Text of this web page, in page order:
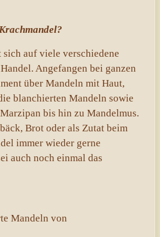
auf viele verschiedene
Angefangen bei ganzen
über Mandeln mit Haut,
blanchierten Mandeln sowie
bis hin zu Mandelmus.
Brot oder als Zutat beim
immer wieder gerne
auch noch einmal das
Mandeln von